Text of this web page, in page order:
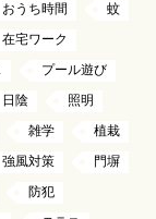
おうち時間
蚊
在宅ワーク
プール遊び
日陰
照明
雑学
植栽
強風対策
門塀
防犯